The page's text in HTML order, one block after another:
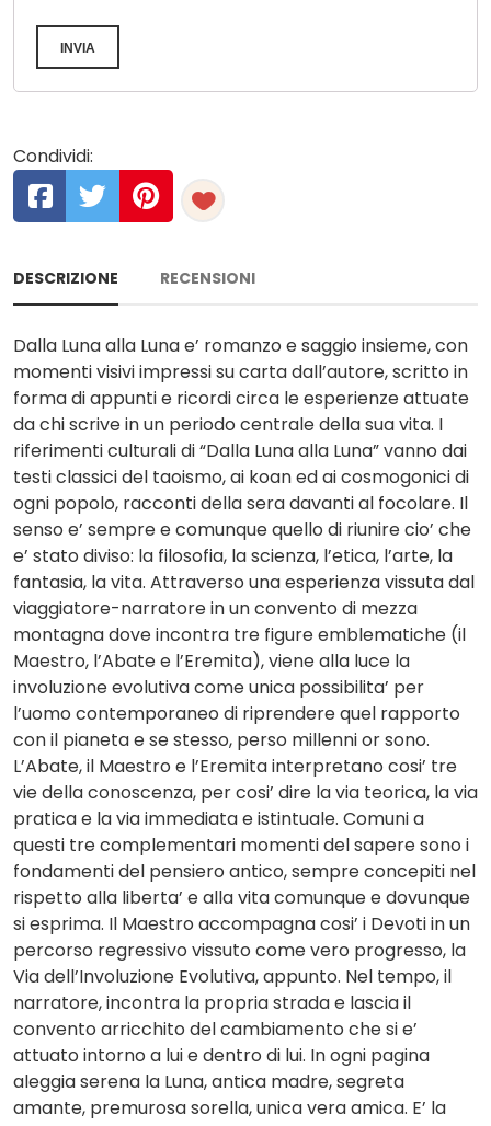
INVIA
Condividi:
DESCRIZIONE RECENSIONI
Dalla Luna alla Luna e’ romanzo e saggio insieme, con
momenti visivi impressi su carta dall’autore, scritto in
forma di appunti e ricordi circa le esperienze attuate
da chi scrive in un periodo centrale della sua vita. I
riferimenti culturali di “Dalla Luna alla Luna” vanno dai
testi classici del taoismo, ai koan ed ai cosmogonici di
ogni popolo, racconti della sera davanti al focolare. Il
senso e’ sempre e comunque quello di riunire cio’ che
e’ stato diviso: la filosofia, la scienza, l’etica, l’arte, la
fantasia, la vita. Attraverso una esperienza vissuta dal
viaggiatore-narratore in un convento di mezza
montagna dove incontra tre figure emblematiche (il
Maestro, l’Abate e l’Eremita), viene alla luce la
involuzione evolutiva come unica possibilita’ per
l’uomo contemporaneo di riprendere quel rapporto
con il pianeta e se stesso, perso millenni or sono.
L’Abate, il Maestro e l’Eremita interpretano cosi’ tre
vie della conoscenza, per cosi’ dire la via teorica, la via
pratica e la via immediata e istintuale. Comuni a
questi tre complementari momenti del sapere sono i
fondamenti del pensiero antico, sempre concepiti nel
rispetto alla liberta’ e alla vita comunque e dovunque
si esprima. Il Maestro accompagna cosi’ i Devoti in un
percorso regressivo vissuto come vero progresso, la
Via dell’Involuzione Evolutiva, appunto. Nel tempo, il
narratore, incontra la propria strada e lascia il
convento arricchito del cambiamento che si e’
attuato intorno a lui e dentro di lui. In ogni pagina
aleggia serena la Luna, antica madre, segreta
amante, premurosa sorella, unica vera amica. E’ la